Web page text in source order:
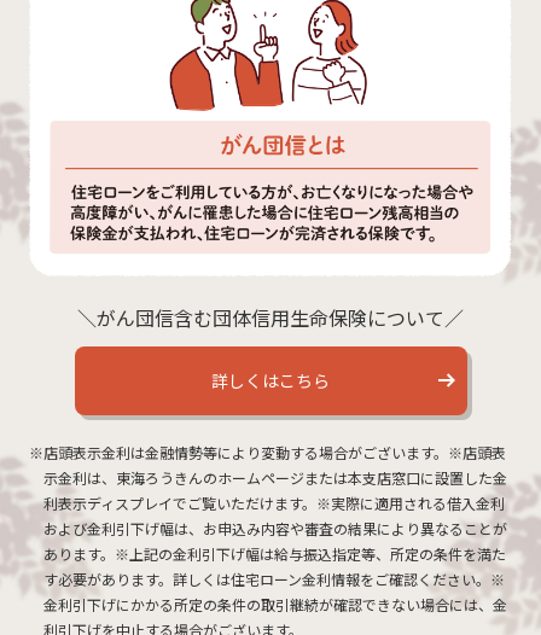
＼がん団信含む団体信用生命保険について／
詳しくはこちら
※店頭表示金利は金融情勢等により変動する場合がございます。※店頭表
示金利は、東海ろうきんのホームページまたは本支店窓口に設置した金
利表示ディスプレイでご覧いただけます。※実際に適用される借入金利
および金利引下げ幅は、お申込み内容や審査の結果により異なることが
あります。※上記の金利引下げ幅は給与振込指定等、所定の条件を満た
す必要があります。詳しくは住宅ローン金利情報をご確認ください。※
金利引下げにかかる所定の条件の取引継続が確認できない場合には、金
利引下げを中止する場合がございます。